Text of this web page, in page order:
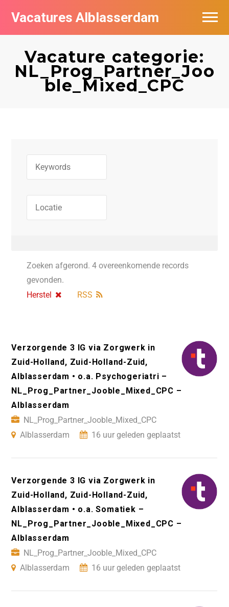
Vacatures Alblasserdam
Vacature categorie:
NL_Prog_Partner_Joo
ble_Mixed_CPC
Zoeken afgerond. 4 overeenkomende records
gevonden.
Herstel
RSS
Verzorgende 3 IG via Zorgwerk in
Zuid-Holland, Zuid-Holland-Zuid,
Alblasserdam • o.a. Psychogeriatri –
NL_Prog_Partner_Jooble_Mixed_CPC –
Alblasserdam
NL_Prog_Partner_Jooble_Mixed_CPC
Alblasserdam
16 uur geleden geplaatst
Verzorgende 3 IG via Zorgwerk in
Zuid-Holland, Zuid-Holland-Zuid,
Alblasserdam • o.a. Somatiek –
NL_Prog_Partner_Jooble_Mixed_CPC –
Alblasserdam
NL_Prog_Partner_Jooble_Mixed_CPC
Alblasserdam
16 uur geleden geplaatst
Vacatures per bedrijf in Alblasserdam
De populairste vacatures in Alblasserdam